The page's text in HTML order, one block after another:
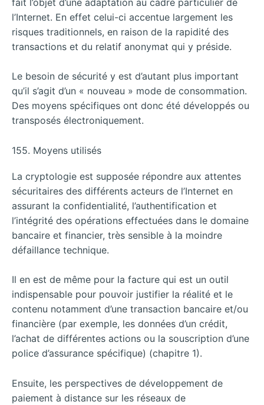
l’Internet. En effet celui-ci accentue largement les
risques traditionnels, en raison de la rapidité des
transactions et du relatif anonymat qui y préside.
Le besoin de sécurité y est d’autant plus important
qu’il s’agit d’un « nouveau » mode de consommation.
Des moyens spécifiques ont donc été développés ou
transposés électroniquement.
155. Moyens utilisés
La cryptologie est supposée répondre aux attentes
sécuritaires des différents acteurs de l’Internet en
assurant la confidentialité, l’authentification et
l’intégrité des opérations effectuées dans le domaine
bancaire et financier, très sensible à la moindre
défaillance technique.
Il en est de même pour la facture qui est un outil
indispensable pour pouvoir justifier la réalité et le
contenu notamment d’une transaction bancaire et/ou
financière (par exemple, les données d’un crédit,
l’achat de différentes actions ou la souscription d’une
police d’assurance spécifique) (chapitre 1).
Ensuite, les perspectives de développement de
paiement à distance sur les réseaux de